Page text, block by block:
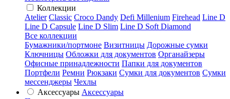
Коллекции
Atelier Classic Croco Dandy Defi Millenium Firehead Line D
Line D Capsule Line D Slim Line D Soft Diamond
Все коллекции
Бумажники/портмоне Визитницы Дорожные сумки
Ключницы Обложки для документов Органайзеры
Офисные принадлежности Папки для документов
Портфели Ремни Рюкзаки Сумки для документов Сумки
мессенджеры Чехлы
Аксессуары Аксессуары